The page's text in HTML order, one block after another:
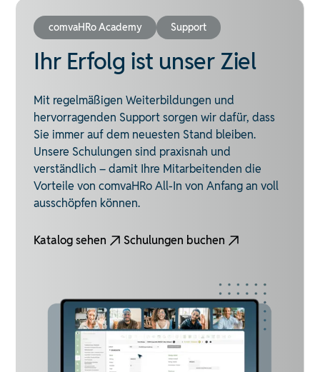
comvaHRo Academy Support
Ihr Erfolg ist unser Ziel
Mit regelmäßigen Weiterbildungen und
hervorragenden Support sorgen wir dafür, dass
Sie immer auf dem neuesten Stand bleiben.
Unsere Schulungen sind praxisnah und
verständlich – damit Ihre Mitarbeitenden die
Vorteile von comvaHRo All-In von Anfang an voll
ausschöpfen können.
Katalog sehen Schulungen buchen